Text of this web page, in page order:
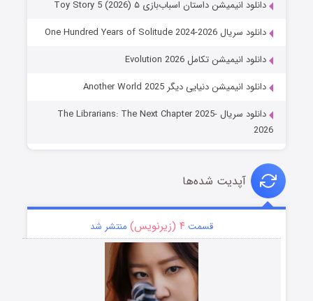
دانلود انیمیشن داستان اسباب‌بازی ۵ Toy Story 5 (2026)
دانلود سریال One Hundred Years of Solitude 2024-2026
دانلود انیمیشن تکامل Evolution 2026
دانلود انیمیشن دنیایی دیگر Another World 2025
دانلود سریال The Librarians: The Next Chapter 2025-
2026
آپدیت شده‌ها
قسمت۴ (زیرنویس) منتشر شد